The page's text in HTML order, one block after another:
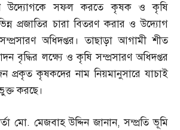
উদ্যোগকে সফল করতে কৃষক ও কৃষি
প্রজাতির চারা বিতরণ করার ও উদ্যোগ
অধিদপ্তর। তাছাড়া আগামী শীত
বৃদ্ধির লক্ষ্যে ও কৃষি সম্প্রসারণ অধিদপ্তর
কৃষকদের নাম নিয়মানুসারে যাচাই
করছে।
মো. মেজবাহ উদ্দিন জানান,সম্প্রতি ভূমি